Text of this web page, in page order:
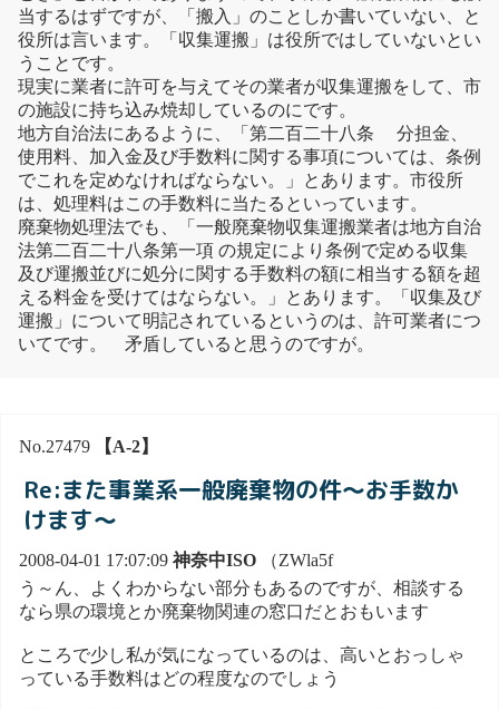
当するはずですが、「搬入」のことしか書いていない、と
役所は言います。「収集運搬」は役所ではしていないとい
うことです。
現実に業者に許可を与えてその業者が収集運搬をして、市
の施設に持ち込み焼却しているのにです。
地方自治法にあるように、「第二百二十八条 分担金、
使用料、加入金及び手数料に関する事項については、条例
でこれを定めなければならない。」とあります。市役所
は、処理料はこの手数料に当たるといっています。
廃棄物処理法でも、「一般廃棄物収集運搬業者は地方自治
法第二百二十八条第一項 の規定により条例で定める収集
及び運搬並びに処分に関する手数料の額に相当する額を超
える料金を受けてはならない。」とあります。「収集及び
運搬」について明記されているというのは、許可業者につ
いてです。 矛盾していると思うのですが。
No.27479 【A-2】
Re:また事業系一般廃棄物の件～お手数か
けます～
2008-04-01 17:07:09 神奈中ISO （ZWla5f
う～ん、よくわからない部分もあるのですが、相談する
なら県の環境とか廃棄物関連の窓口だとおもいます
ところで少し私が気になっているのは、高いとおっしゃ
っている手数料はどの程度なのでしょう